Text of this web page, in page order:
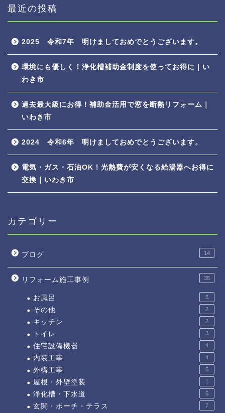
最近の投稿
2025 令和7年 明けましておめでとうございます。
環境にも優しく！浄化槽補助金制度を使ってお得に｜い
わき市
過去最大級にお得！補助金活用で窓を断熱リフォーム｜
いわき市
2024 令和6年 明けましておめでとうございます。
電気・ガス・石油OK！光熱費が安くなる給湯器へお得に
交換｜いわき市
カテゴリー
ブログ 14
リフォーム施工事例 35
お風呂 5
その他 2
キッチン 2
トイレ 3
住宅設備機器 4
内装工事 4
外構工事 5
屋根・外壁塗装 1
浄化槽・下水道 5
玄関・ポーチ・テラス 7